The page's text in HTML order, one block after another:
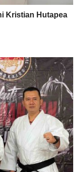
Kristian Hutapea